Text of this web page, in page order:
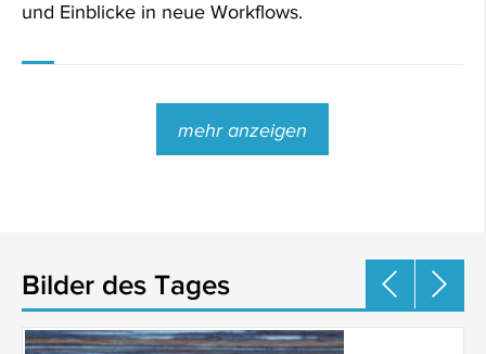
und Einblicke in neue Workflows.
mehr anzeigen
Bilder des Tages